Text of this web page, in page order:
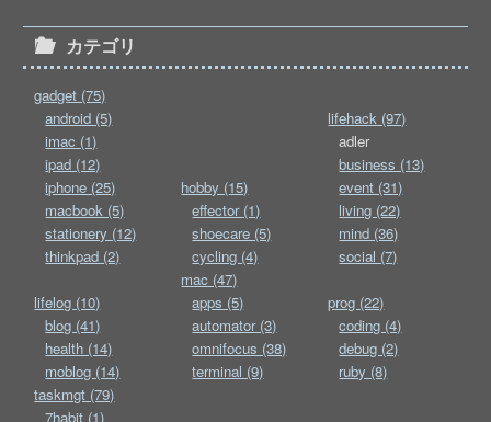
カテゴリ
gadget (75)
android (5)
imac (1)
ipad (12)
iphone (25)
macbook (5)
stationery (12)
thinkpad (2)
hobby (15)
effector (1)
shoecare (5)
cycling (4)
lifehack (97)
adler
business (13)
event (31)
living (22)
mind (36)
social (7)
lifelog (10)
blog (41)
health (14)
moblog (14)
mac (47)
apps (5)
automator (3)
omnifocus (38)
terminal (9)
prog (22)
coding (4)
debug (2)
ruby (8)
taskmgt (79)
7habit (1)